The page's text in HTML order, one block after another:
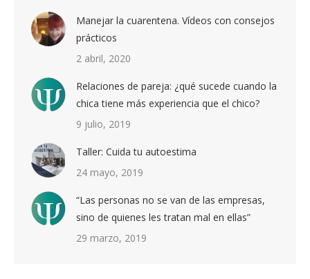
Manejar la cuarentena. Vídeos con consejos
prácticos
2 abril, 2020
Relaciones de pareja: ¿qué sucede cuando la
chica tiene más experiencia que el chico?
9 julio, 2019
Taller: Cuida tu autoestima
24 mayo, 2019
“Las personas no se van de las empresas,
sino de quienes les tratan mal en ellas”
29 marzo, 2019